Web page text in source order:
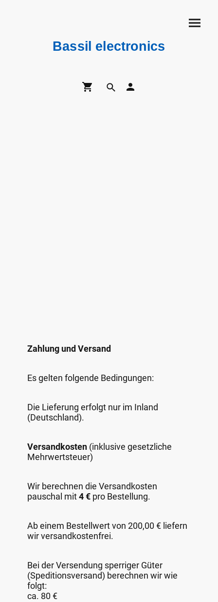
Bassil electronics
Zahlung und Versand
Es gelten folgende Bedingungen:
Die Lieferung erfolgt nur im Inland
(Deutschland).
Versandkosten (inklusive gesetzliche
Mehrwertsteuer)
Wir berechnen die Versandkosten
pauschal mit4 € pro Bestellung.
Ab einem Bestellwert von 200,00 € liefern
wir versandkostenfrei.
Bei der Versendung sperriger Güter
(Speditionsversand) berechnen wir wie
folgt:
ca. 80 €